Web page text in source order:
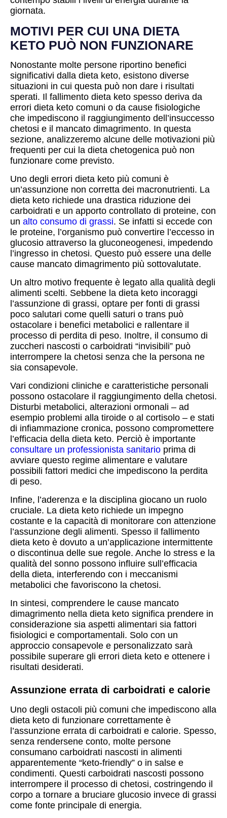
giornata.
MOTIVI PER CUI UNA DIETA
KETO PUÒ NON FUNZIONARE
Nonostante molte persone riportino benefici
significativi dalla dieta keto, esistono diverse
situazioni in cui questa può non dare i risultati
sperati. Il fallimento dieta keto spesso deriva da
errori dieta keto comuni o da cause fisiologiche
che impediscono il raggiungimento dell’insuccesso
chetosi e il mancato dimagrimento. In questa
sezione, analizzeremo alcune delle motivazioni più
frequenti per cui la dieta chetogenica può non
funzionare come previsto.
Uno degli errori dieta keto più comuni è
un’assunzione non corretta dei macronutrienti. La
dieta keto richiede una drastica riduzione dei
carboidrati e un apporto controllato di proteine, con
un alto consumo di grassi. Se infatti si eccede con
le proteine, l’organismo può convertire l’eccesso in
glucosio attraverso la gluconeogenesi, impedendo
l’ingresso in chetosi. Questo può essere una delle
cause mancato dimagrimento più sottovalutate.
Un altro motivo frequente è legato alla qualità degli
alimenti scelti. Sebbene la dieta keto incoraggi
l’assunzione di grassi, optare per fonti di grassi
poco salutari come quelli saturi o trans può
ostacolare i benefici metabolici e rallentare il
processo di perdita di peso. Inoltre, il consumo di
zuccheri nascosti o carboidrati “invisibili” può
interrompere la chetosi senza che la persona ne
sia consapevole.
Vari condizioni cliniche e caratteristiche personali
possono ostacolare il raggiungimento della chetosi.
Disturbi metabolici, alterazioni ormonali – ad
esempio problemi alla tiroide o al cortisolo – e stati
di infiammazione cronica, possono compromettere
l’efficacia della dieta keto. Perciò è importante
consultare un professionista sanitario prima di
avviare questo regime alimentare e valutare
possibili fattori medici che impediscono la perdita
di peso.
Infine, l’aderenza e la disciplina giocano un ruolo
cruciale. La dieta keto richiede un impegno
costante e la capacità di monitorare con attenzione
l’assunzione degli alimenti. Spesso il fallimento
dieta keto è dovuto a un’applicazione intermittente
o discontinua delle sue regole. Anche lo stress e la
qualità del sonno possono influire sull’efficacia
della dieta, interferendo con i meccanismi
metabolici che favoriscono la chetosi.
In sintesi, comprendere le cause mancato
dimagrimento nella dieta keto significa prendere in
considerazione sia aspetti alimentari sia fattori
fisiologici e comportamentali. Solo con un
approccio consapevole e personalizzato sarà
possibile superare gli errori dieta keto e ottenere i
risultati desiderati.
Assunzione errata di carboidrati e calorie
Uno degli ostacoli più comuni che impediscono alla
dieta keto di funzionare correttamente è
l’assunzione errata di carboidrati e calorie. Spesso,
senza rendersene conto, molte persone
consumano carboidrati nascosti in alimenti
apparentemente “keto-friendly” o in salse e
condimenti. Questi carboidrati nascosti possono
interrompere il processo di chetosi, costringendo il
corpo a tornare a bruciare glucosio invece di grassi
come fonte principale di energia.